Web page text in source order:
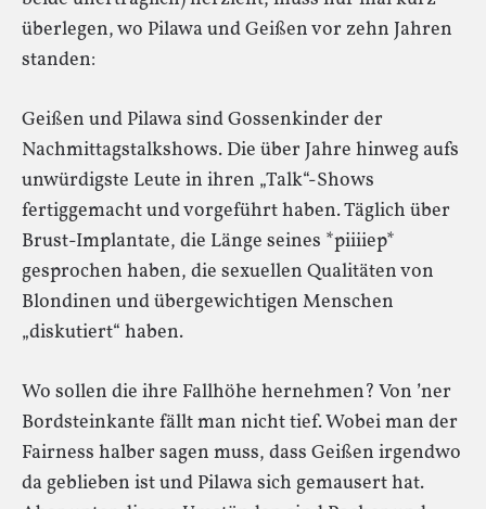
überlegen, wo Pilawa und Geißen vor zehn Jahren
standen:
Geißen und Pilawa sind Gossenkinder der
Nachmittagstalkshows. Die über Jahre hinweg aufs
unwürdigste Leute in ihren „Talk“-Shows
fertiggemacht und vorgeführt haben. Täglich über
Brust-Implantate, die Länge seines *piiiiep*
gesprochen haben, die sexuellen Qualitäten von
Blondinen und übergewichtigen Menschen
„diskutiert“ haben.
Wo sollen die ihre Fallhöhe hernehmen? Von ’ner
Bordsteinkante fällt man nicht tief. Wobei man der
Fairness halber sagen muss, dass Geißen irgendwo
da geblieben ist und Pilawa sich gemausert hat.